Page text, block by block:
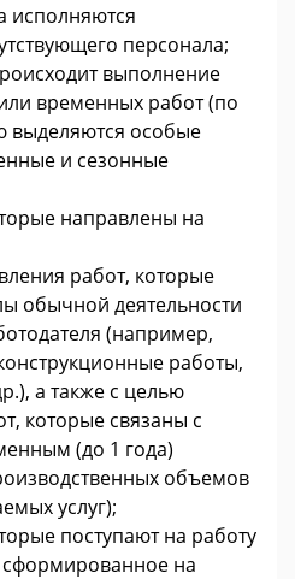
исполняются
персонала;
выполнение
временных работ (по
выделяются особые
и сезонные
направлены на
работ, которые
обычной деятельности
(например,
работы,
а также с целью
которые связаны с
(до 1 года)
объемов
услуг);
поступают на работу
на